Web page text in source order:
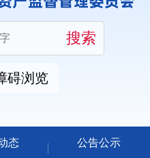
碍浏览
态
公告公示